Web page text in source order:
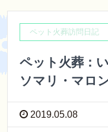
ペット火葬訪問日記
ペット火葬：
ソマリ・マロ
2019.05.08